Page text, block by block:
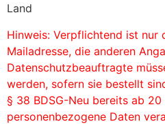
Land
Hinweis: Verpflichtend ist nur
Mailadresse, die anderen
Datenschutzbeauftragte
werden, sofern sie bestellt
§ 38 BDSG-Neu bereits ab
personenbezogene Daten